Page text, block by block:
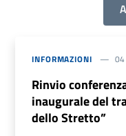
INFORMAZIONI 04
Rinvio
inaugurale del
dello Stretto”